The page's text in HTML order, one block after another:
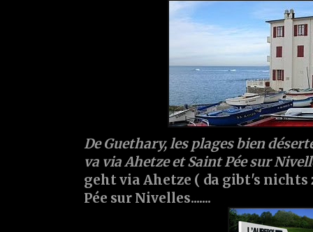
De Guethary, les plages bien
va via Ahetze et Saint Pée sur
geht via Ahetze ( da gibt's nichts
Pée sur Nivelles.......